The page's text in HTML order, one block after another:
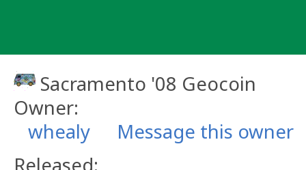
Sacramento '08 Geocoin
Owner:
whealy
Message this owner
Released: